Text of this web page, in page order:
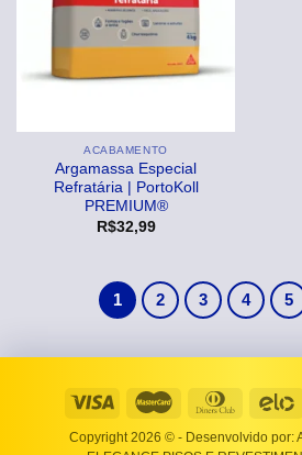
ACABAMENTO
Argamassa Especial
Refratária | PortoKoll
PREMIUM®
R$32,99
1 2 3 4 5
Copyright 2026 © - Desenvolvido por: